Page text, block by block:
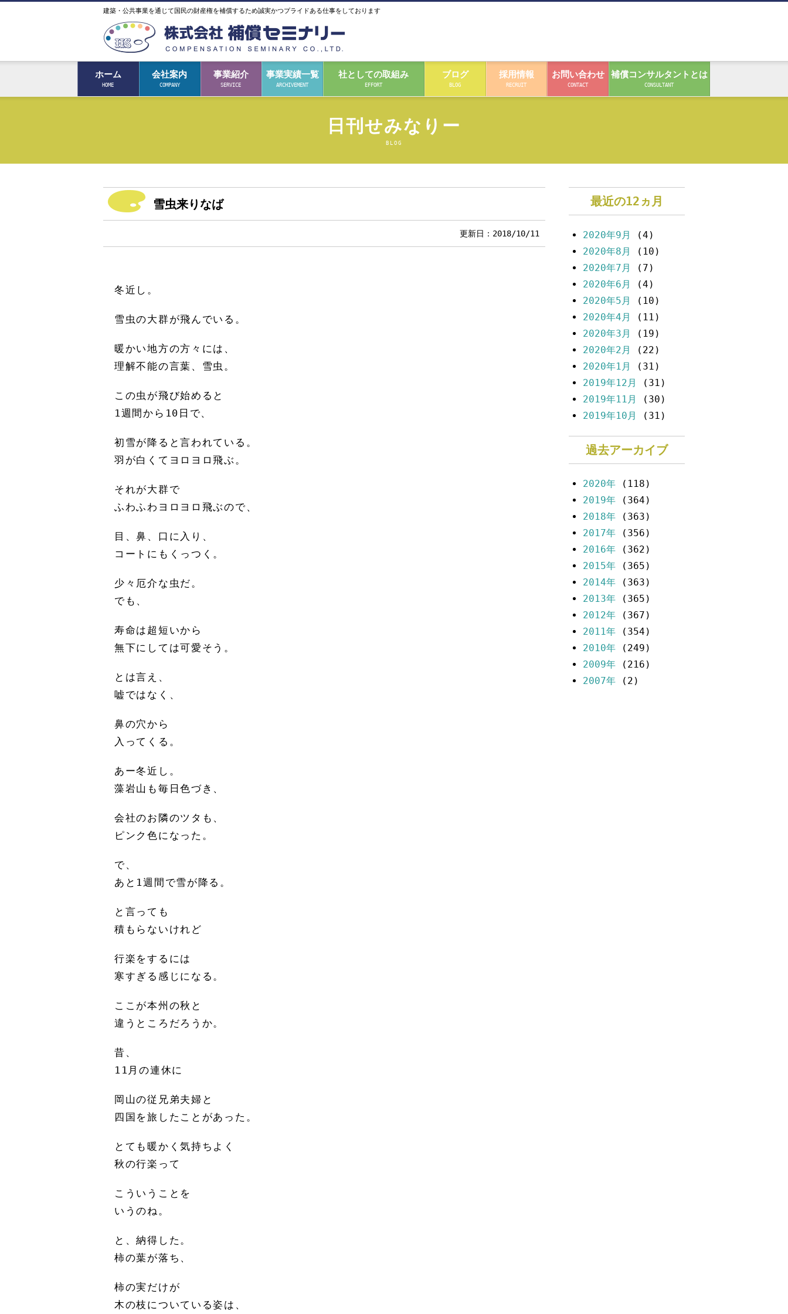
建築・公共事業を通じて国民の財産権を補償するため誠実かつプライドある仕事をしております
ホーム
HOME
会社案内
COMPANY
事業紹介
SERVICE
事業実績一覧
ARCHIVEMENT
社としての取組み
EFFORT
ブログ
BLOG
採用情報
RECRUIT
お問い合わせ
CONTACT
補償コンサルタントとは
CONSULTANT
日刊せみなりー
BLOG
雪虫来りなば
更新日：2018/10/11
冬近し。
雪虫の大群が飛んでいる。
暖かい地方の方々には、
理解不能の言葉、雪虫。
この虫が飛び始めると
1週間から10日で、
初雪が降ると言われている。
羽が白くてヨロヨロ飛ぶ。
それが大群で
ふわふわヨロヨロ飛ぶので、
目、鼻、口に入り、
コートにもくっつく。
少々厄介な虫だ。
でも、
寿命は超短いから
無下にしては可愛そう。
とは言え、
嘘ではなく、
鼻の穴から
入ってくる。
あー冬近し。
藻岩山も毎日色づき、
会社のお隣のツタも、
ピンク色になった。
で、
あと1週間で雪が降る。
と言っても
積もらないけれど
行楽をするには
寒すぎる感じになる。
ここが本州の秋と
違うところだろうか。
昔、
11月の連休に
岡山の従兄弟夫婦と
四国を旅したことがあった。
とても暖かく気持ちよく
秋の行楽って
こういうことを
いうのね。
と、納得した。
柿の葉が落ち、
柿の実だけが
木の枝についている姿は、
最近の12ヵ月
2020年9月
(4)
2020年8月
(10)
2020年7月
(7)
2020年6月
(4)
2020年5月
(10)
2020年4月
(11)
2020年3月
(19)
2020年2月
(22)
2020年1月
(31)
2019年12月
(31)
2019年11月
(30)
2019年10月
(31)
過去アーカイブ
2020年(118)
2019年(364)
2018年(363)
2017年(356)
2016年(362)
2015年(365)
2014年(363)
2013年(365)
2012年(367)
2011年(354)
2010年(249)
2009年(216)
2007年(2)